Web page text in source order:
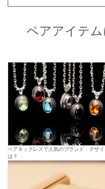
ペアアイテ
ペアネックレスで人気のブランド・デザイ
は？